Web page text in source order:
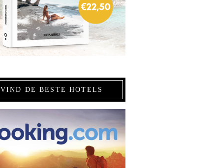
VIND DE BESTE HOTELS